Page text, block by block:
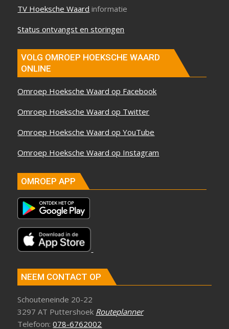
TV Hoeksche Waard informatie
Status ontvangst en storingen
VOLG OMROEP HOEKSCHE WAARD
ONLINE
Omroep Hoeksche Waard op Facebook
Omroep Hoeksche Waard op Twitter
Omroep Hoeksche Waard op YouTube
Omroep Hoeksche Waard op Instagram
OMROEP APP
NEEM CONTACT OP
Schouteneinde 20-22
3297 AT Puttershoek Routeplanner
Telefoon:078-6762002